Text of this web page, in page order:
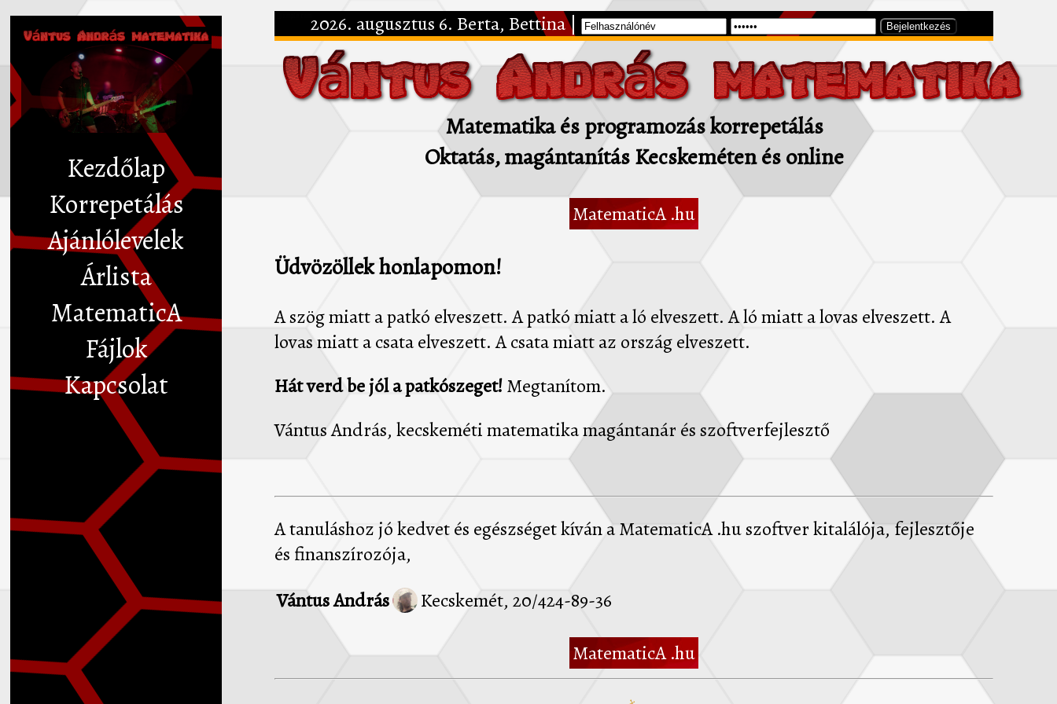
Kezdőlap
Korrepetálás
Ajánlólevelek
Árlista
MatematicA
Fájlok
Kapcsolat
2026. augusztus 6. Berta, Bettina |
Matematika és programozás korrepetálás
Oktatás, magántanítás Kecskeméten és online
MatematicA .hu
Üdvözöllek honlapomon!
A szög miatt a patkó elveszett. A patkó miatt a ló elveszett. A ló miatt a lovas elveszett. A
lovas miatt a csata elveszett. A csata miatt az ország elveszett.
Hát verd be jól a patkószeget!Megtanítom.
Vántus András, kecskeméti matematika magántanár és szoftverfejlesztő
A tanuláshoz jó kedvet és egészséget kíván a MatematicA .hu szoftver kitalálója, fejlesztője
és finanszírozója,
Vántus András
Kecskemét, 20/424-89-36
MatematicA .hu